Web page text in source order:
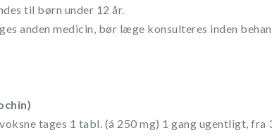
til børn under 12 år.
anden medicin, bør læge konsulteres inden
tages 1 tabl. (á 250 mg) 1 gang ugentligt,